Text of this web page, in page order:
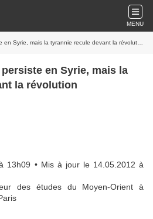
MENU
Syrie, mais la tyrannie recule devant la révolution
en Syrie, mais la
la révolution
13h09 • Mis à jour le 14.05.2012 à
des études du Moyen-Orient à